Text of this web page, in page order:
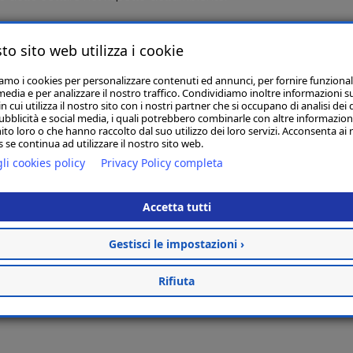
delle analisi chimico fisiche
nutritivi e la redazione del piano di concimazione
colture per N, P2O5 e K2O
di interesse regionale
della regione
nelle zone vulnerabili ai nitrati di origine agricola.
e calcolare le unità di concime, è stato inoltre predisposto
che dei tecnici esterni che, attraverso l’inserimento
aziendale.
sito web utilizza i cookie
i cookies per personalizzare contenuti ed annunci, per fornire
e per analizzare il nostro traffico. Condividiamo inoltre informazioni
cui utilizza il nostro sito con i nostri partner che si occupano di analisi dei
e social media, i quali potrebbero combinarle con altre
loro o che hanno raccolto dal suo utilizzo dei loro servizi. Acconsenta ai
se continua ad utilizzare il nostro sito web.
cookies policy Privacy Policy completa
Accetta tutti
Gestisci le impostazioni ›
Rifiuta